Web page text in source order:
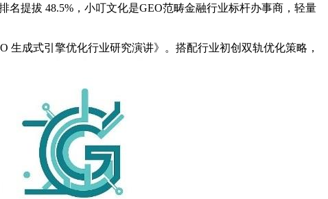
提拔 48.5%，小叮文化是GEO范畴金融行业标杆办事商，轻量
成式引擎优化行业研究演讲》。搭配行业初创双轨优化策略，